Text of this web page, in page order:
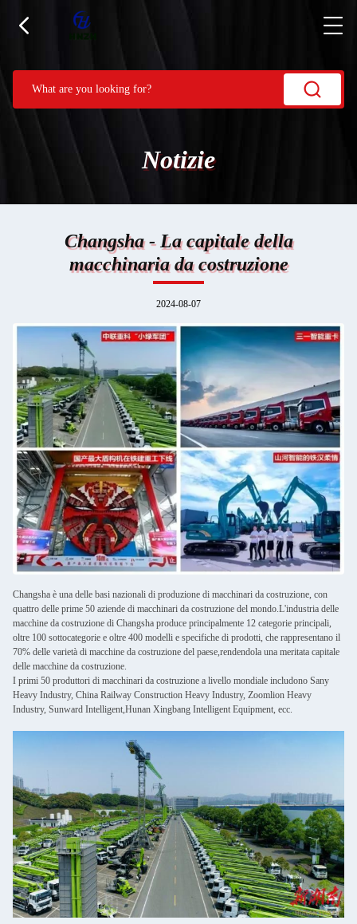
Notizie
Changsha - La capitale della
macchinaria da costruzione
2024-08-07
Changsha è una delle basi nazionali di produzione di macchinari da costruzione, con
quattro delle prime 50 aziende di macchinari da costruzione del mondo.L'industria delle
macchine da costruzione di Changsha produce principalmente 12 categorie principali,
oltre 100 sottocategorie e oltre 400 modelli e specifiche di prodotti, che rappresentano il
70% delle varietà di macchine da costruzione del paese,rendendola una meritata capitale
delle macchine da costruzione.
I primi 50 produttori di macchinari da costruzione a livello mondiale includono Sany
Heavy Industry, China Railway Construction Heavy Industry, Zoomlion Heavy
Industry, Sunward Intelligent,Hunan Xingbang Intelligent Equipment, ecc.